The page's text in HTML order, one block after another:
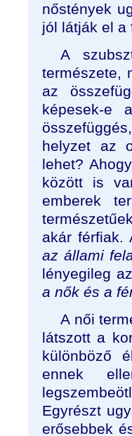
nőstények
jól látják el a
A
természete,
az
képesek-e
helyzet az
lehet?
között is
emberek
akár férfiak.
az állami
lényegileg
a nők és a
A női
látszott a
különböző
ennek
Egyrészt
erősebbek